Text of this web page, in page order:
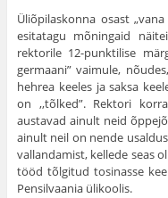
Üliõpilaskonna osast
esita­tagu mõningaid
rektorile 12-punktilise
germaani” vaimule,
hehrea keeles ja saksa
on ,,tõlked”. Rektori
austavad ainult neid
ainult neil on nende
vallan­damist, kellede seas
tööd tõlgitud tosinasse
Pensilvaania ülikoolis.